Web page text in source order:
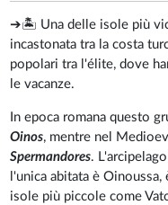
➔🏝️ Una delle isole più
incastonata tra la costa
popolari tra l'élite, dove
le vacanze.
In epoca romana questo
Oinos, mentre nel
Spermandores.
l'unica abitata è
isole più piccole come